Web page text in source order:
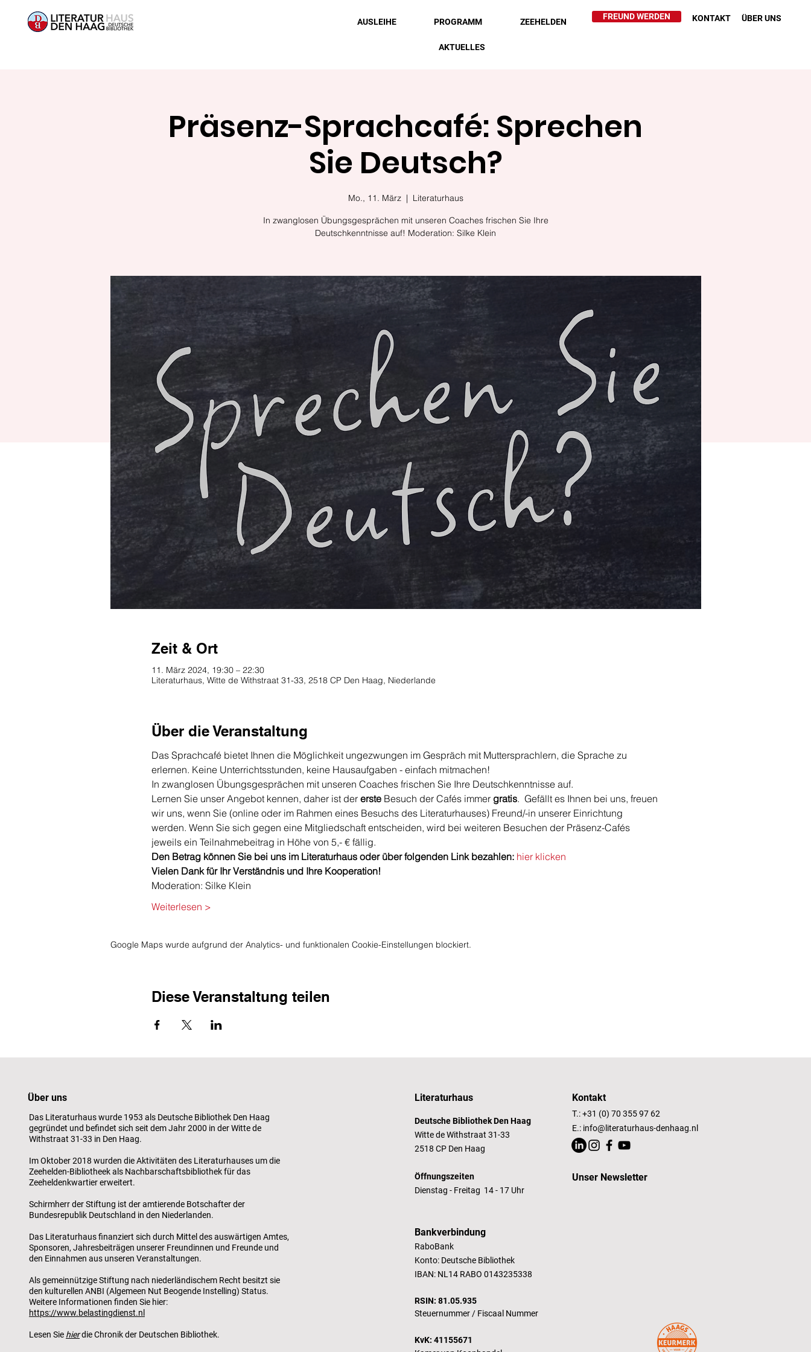
AUSLEIHE PROGRAMM ZEEHELDEN
AKTUELLES
FREUND WERDEN KONTAKT ÜBER UNS
Präsenz-Sprachcafé: Sprechen
Sie Deutsch?
Mo., 11. März
  |
Literaturhaus
In zwanglosen Übungsgesprächen mit unseren Coaches frischen Sie Ihre
Deutschkenntnisse auf! Moderation: Silke Klein
Zeit & Ort
11. März 2024, 19:30 – 22:30
Literaturhaus, Witte de Withstraat 31-33, 2518 CP Den Haag, Niederlande
Über die Veranstaltung
Das Sprachcafé bietet Ihnen die Möglichkeit ungezwungen im Gespräch mit Muttersprachlern, die Sprache zu
erlernen. Keine Unterrichtsstunden, keine Hausaufgaben - einfach mitmachen!
In zwanglosen Übungsgesprächen mit unseren Coaches frischen Sie Ihre Deutschkenntnisse auf.
Lernen Sie unser Angebot kennen, daher ist der erste Besuch der Cafés immer gratis.  Gefällt es Ihnen bei uns, freuen
wir uns, wenn Sie (online oder im Rahmen eines Besuchs des Literaturhauses) Freund/-in unserer Einrichtung
werden. Wenn Sie sich gegen eine Mitgliedschaft entscheiden, wird bei weiteren Besuchen der Präsenz-Cafés
jeweils ein Teilnahmebeitrag in Höhe von 5,- € fällig.
​Den Betrag können Sie bei uns im Literaturhaus oder über folgenden Link bezahlen: hier klicken
Vielen Dank für Ihr Verständnis und Ihre Kooperation!
Moderation: Silke Klein
Weiterlesen >
Google Maps wurde aufgrund der Analytics- und funktionalen Cookie-Einstellungen blockiert.
Diese Veranstaltung teilen
Über uns
Das Literaturhaus wurde 1953 als Deutsche Bibliothek Den Haag
gegründet und befindet sich seit dem Jahr 2000 in der Witte de
Withstraat 31-33 in Den Haag.
Im Oktober 2018 wurden die Aktivitäten des Literaturhauses um die
Zeehelden-Bibliotheek als Nachbarschaftsbibliothek für das
Zeeheldenkwartier erweitert.
Schirmherr der Stiftung ist der amtierende Botschafter der
Bundesrepublik Deutschland in den Niederlanden.
Das Literaturhaus finanziert sich durch Mittel des auswärtigen Amtes,
Sponsoren, Jahresbeiträgen unserer Freundinnen und Freunde und
den Einnahmen aus unseren Veranstaltungen.
Als gemeinnützige Stiftung nach niederländischem Recht besitzt sie
den kulturellen ANBI (Algemeen Nut Beogende Instelling) Status.
Weitere Informationen finden Sie hier:
https://www.belastingdienst.nl
Lesen Sie hierdie Chronik der Deutschen Bibliothek.
Literaturhaus
Deutsche Bibliothek Den Haag
Witte de Withstraat 31-33
2518 CP Den Haag
Öffnungszeiten
Dienstag - Freitag 14 - 17 Uhr
Bankverbindung
RaboBank
Konto: Deutsche Bibliothek
IBAN: NL14 RABO 0143235338
RSIN: 81.05.935
Steuernummer / Fiscaal Nummer
KvK: 41155671
Kontakt
T.: +31 (0) 70 355 97 62
E.: info@literaturhaus-denhaag.nl
Unser Newsletter